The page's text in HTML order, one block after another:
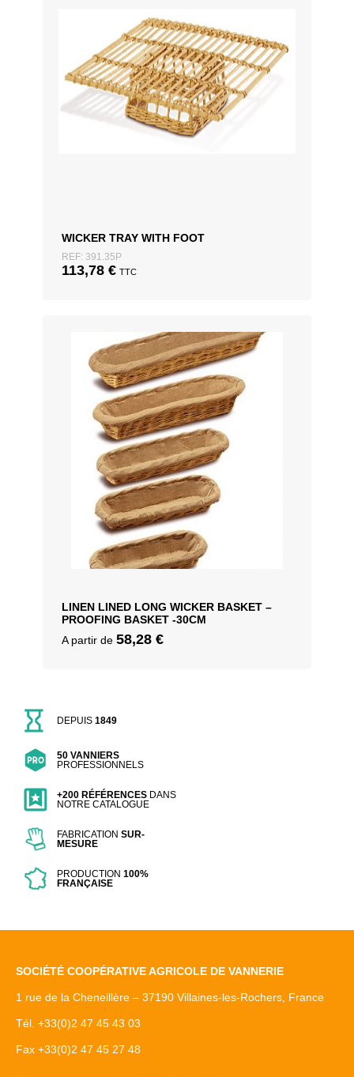
WICKER TRAY WITH FOOT
REF: 391.35P
113,78 € TTC
LINEN LINED LONG WICKER BASKET –
PROOFING BASKET -30CM
A partir de 58,28 €
DEPUIS1849
50 VANNIERS
PROFESSIONNELS
+200 RÉFÉRENCES DANS
NOTRE CATALOGUE
FABRICATIONSUR-
MESURE
PRODUCTION100%
FRANÇAISE
SOCIÉTÉ COOPÉRATIVE AGRICOLE DE VANNERIE
1 rue de la Cheneillère – 37190 Villaines-les-Rochers, France
Tél. +33(0)2 47 45 43 03
Fax +33(0)2 47 45 27 48